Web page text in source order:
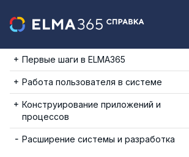
Первые шаги в ELMA365
Работа пользователя в системе
Конструирование приложений и
процессов
Расширение системы и разработка